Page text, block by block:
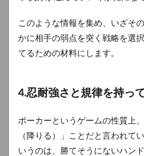
このような情報を集め、いざそ
かに相手の弱点を突く戦略を選
てるための材料にします。
4.忍耐強さと規律を持っ
ポーカーというゲームの性質上
（降りる）」ことだと言われて
いうのは、勝てそうにないハン